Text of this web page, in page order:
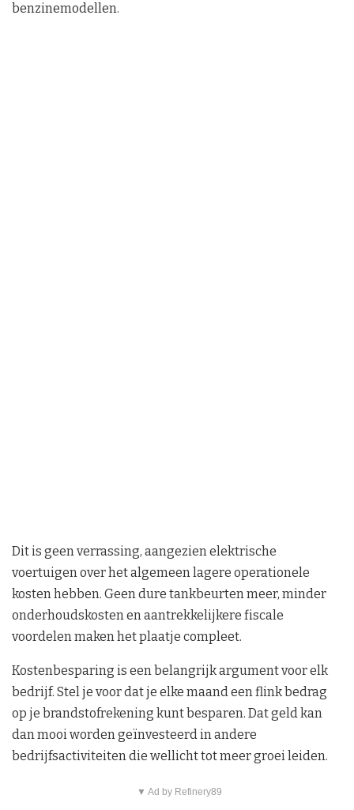
benzinemodellen.
Dit is geen verrassing, aangezien elektrische
voertuigen over het algemeen lagere operationele
kosten hebben. Geen dure tankbeurten meer, minder
onderhoudskosten en aantrekkelijkere fiscale
voordelen maken het plaatje compleet.
Kostenbesparing is een belangrijk argument voor elk
bedrijf. Stel je voor dat je elke maand een flink bedrag
op je brandstofrekening kunt besparen. Dat geld kan
dan mooi worden geïnvesteerd in andere
bedrijfsactiviteiten die wellicht tot meer groei leiden.
▼ Ad by Refinery89